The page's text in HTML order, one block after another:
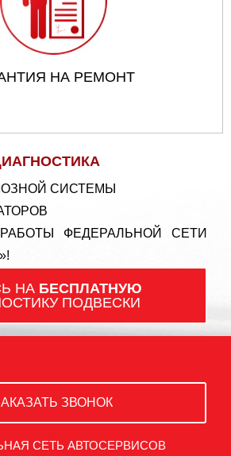
НА РЕМОНТ
СИСТЕМЫ
ФЕДЕРАЛЬНОЙ СЕТИ
НА БЕСПЛАТНУЮ
ПОДВЕСКИ
ЗВОНОК
СЕТЬ АВТОСЕРВИСОВ